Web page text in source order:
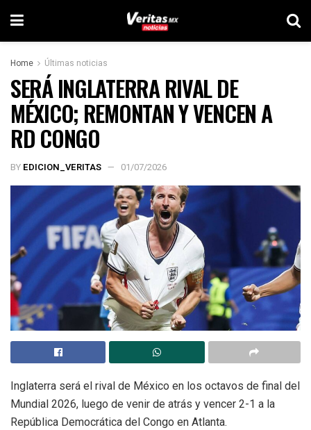
Home Últimas noticias
SERÁ INGLATERRA RIVAL DE
MÉXICO; REMONTAN Y VENCEN A
RD CONGO
BY EDICION_VERITAS 01/07/2026
Inglaterra será el rival de México en los octavos de final del
Mundial 2026, luego de venir de atrás y vencer 2-1 a la
República Democrática del Congo en Atlanta.